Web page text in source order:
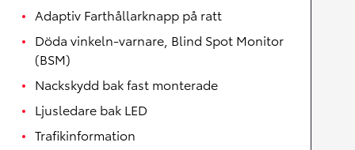
Adaptiv Farthållarknapp på ratt
Döda vinkeln-varnare, Blind Spot Monitor
(BSM)
Nackskydd bak fast monterade
Ljusledare bak LED
Trafikinformation